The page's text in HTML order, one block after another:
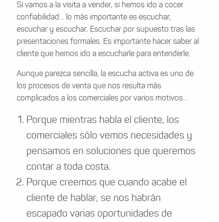
Si vamos a la visita a vender, si hemos ido a cocer
confiabilidad… lo más importante es escuchar,
escuchar y escuchar. Escuchar por supuesto tras las
presentaciones formales. Es importante hacer saber al
cliente que hemos ido a escucharle para entenderle.
Aunque parezca sencilla, la escucha activa es uno de
los procesos de venta que nos resulta más
complicados a los comerciales por varios motivos…
Porque mientras habla el cliente, los
comerciales sólo vemos necesidades y
pensamos en soluciones que queremos
contar a toda costa.
Porque creemos que cuando acabe el
cliente de hablar, se nos habrán
escapado varias oportunidades de